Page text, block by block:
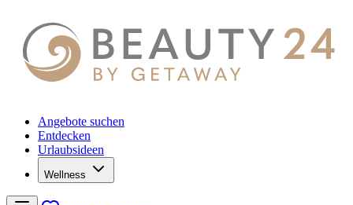
Angebote suchen
Entdecken
Urlaubsideen
Wellness